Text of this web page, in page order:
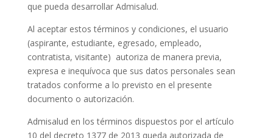
que pueda desarrollar Admisalud.
Al aceptar estos términos y condiciones, el usuario
(aspirante, estudiante, egresado, empleado,
contratista, visitante) autoriza de manera previa,
expresa e inequívoca que sus datos personales sean
tratados conforme a lo previsto en el presente
documento o autorización.
Admisalud en los términos dispuestos por el artículo
10 del decreto 1377 de 2013 queda autorizada de